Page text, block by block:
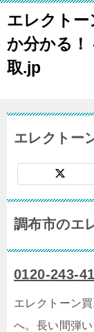
エレクトー
か分かる！
取.jp
エレクトー
調布市のエ
0120-243-
エレクトーン
へ。長い間弾